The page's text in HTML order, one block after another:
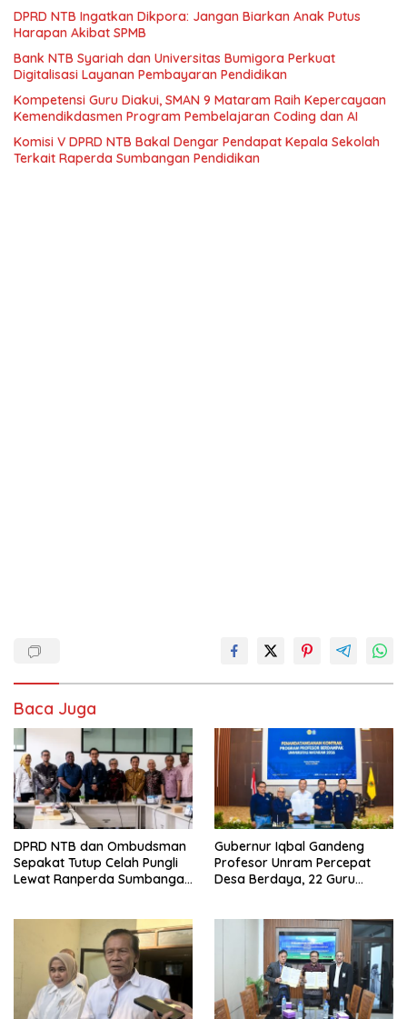
DPRD NTB Ingatkan Dikpora: Jangan Biarkan Anak Putus
Harapan Akibat SPMB
Bank NTB Syariah dan Universitas Bumigora Perkuat
Digitalisasi Layanan Pembayaran Pendidikan
Kompetensi Guru Diakui, SMAN 9 Mataram Raih Kepercayaan
Kemendikdasmen Program Pembelajaran Coding dan AI
Komisi V DPRD NTB Bakal Dengar Pendapat Kepala Sekolah
Terkait Raperda Sumbangan Pendidikan
Baca Juga
DPRD NTB dan Ombudsman
Sepakat Tutup Celah Pungli
Lewat Ranperda Sumbangan
Gubernur Iqbal Gandeng
Profesor Unram Percepat
Desa Berdaya, 22 Guru